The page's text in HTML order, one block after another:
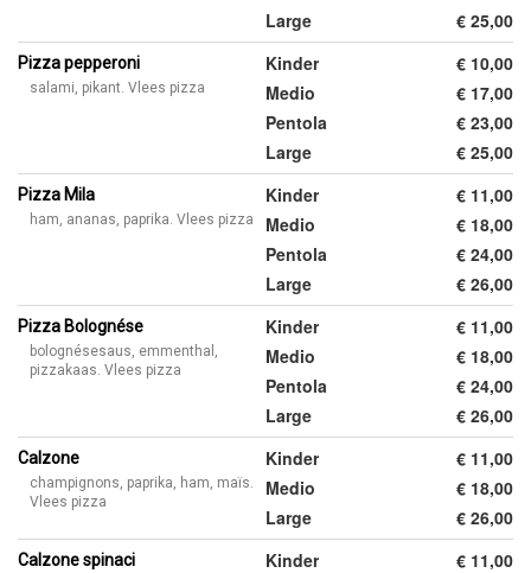
Large
€ 25,00
Pizza pepperoni
salami, pikant. Vlees pizza
Kinder
€ 10,00
Medio
€ 17,00
Pentola
€ 23,00
Large
€ 25,00
Pizza Mila
ham, ananas, paprika. Vlees pizza
Kinder
€ 11,00
Medio
€ 18,00
Pentola
€ 24,00
Large
€ 26,00
Pizza Bolognése
bolognésesaus, emmenthal,
pizzakaas. Vlees pizza
Kinder
€ 11,00
Medio
€ 18,00
Pentola
€ 24,00
Large
€ 26,00
Calzone
champignons, paprika, ham, maïs.
Vlees pizza
Kinder
€ 11,00
Medio
€ 18,00
Large
€ 26,00
Calzone spinaci Kinder
€ 11,00